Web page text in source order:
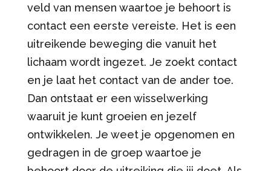
veld van mensen waartoe je behoort is
contact een eerste vereiste. Het is een
uitreikende beweging die vanuit het
lichaam wordt ingezet. Je zoekt contact
en je laat het contact van de ander toe.
Dan ontstaat er een wisselwerking
waaruit je kunt groeien en jezelf
ontwikkelen. Je weet je opgenomen en
gedragen in de groep waartoe je